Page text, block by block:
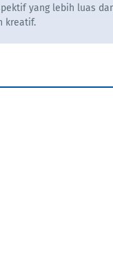
yang lebih luas
kreatif.